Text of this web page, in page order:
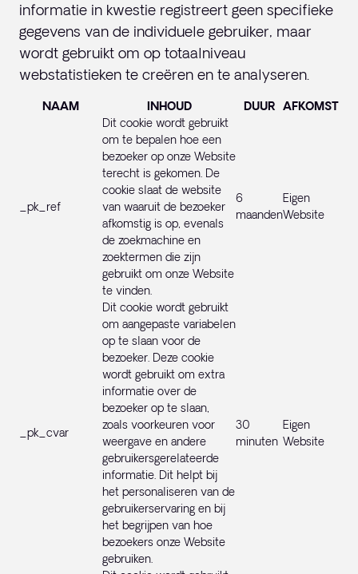
informatie in kwestie registreert geen specifieke
gegevens van de individuele gebruiker, maar
wordt gebruikt om op totaalniveau
webstatistieken te creëren en te analyseren.
NAAM INHOUD DUUR AFKOMST
_pk_ref
Dit cookie wordt gebruikt
om te bepalen hoe een
bezoeker op onze Website
terecht is gekomen. De
cookie slaat de website
van waaruit de bezoeker
afkomstig is op, evenals
de zoekmachine en
zoektermen die zijn
gebruikt om onze Website
te vinden.
6
maanden
Eigen
Website
_pk_cvar
Dit cookie wordt gebruikt
om aangepaste variabelen
op te slaan voor de
bezoeker. Deze cookie
wordt gebruikt om extra
informatie over de
bezoeker op te slaan,
zoals voorkeuren voor
weergave en andere
gebruikersgerelateerde
informatie. Dit helpt bij
het personaliseren van de
gebruikerservaring en bij
het begrijpen van hoe
bezoekers onze Website
gebruiken.
30
minuten
Eigen
Website